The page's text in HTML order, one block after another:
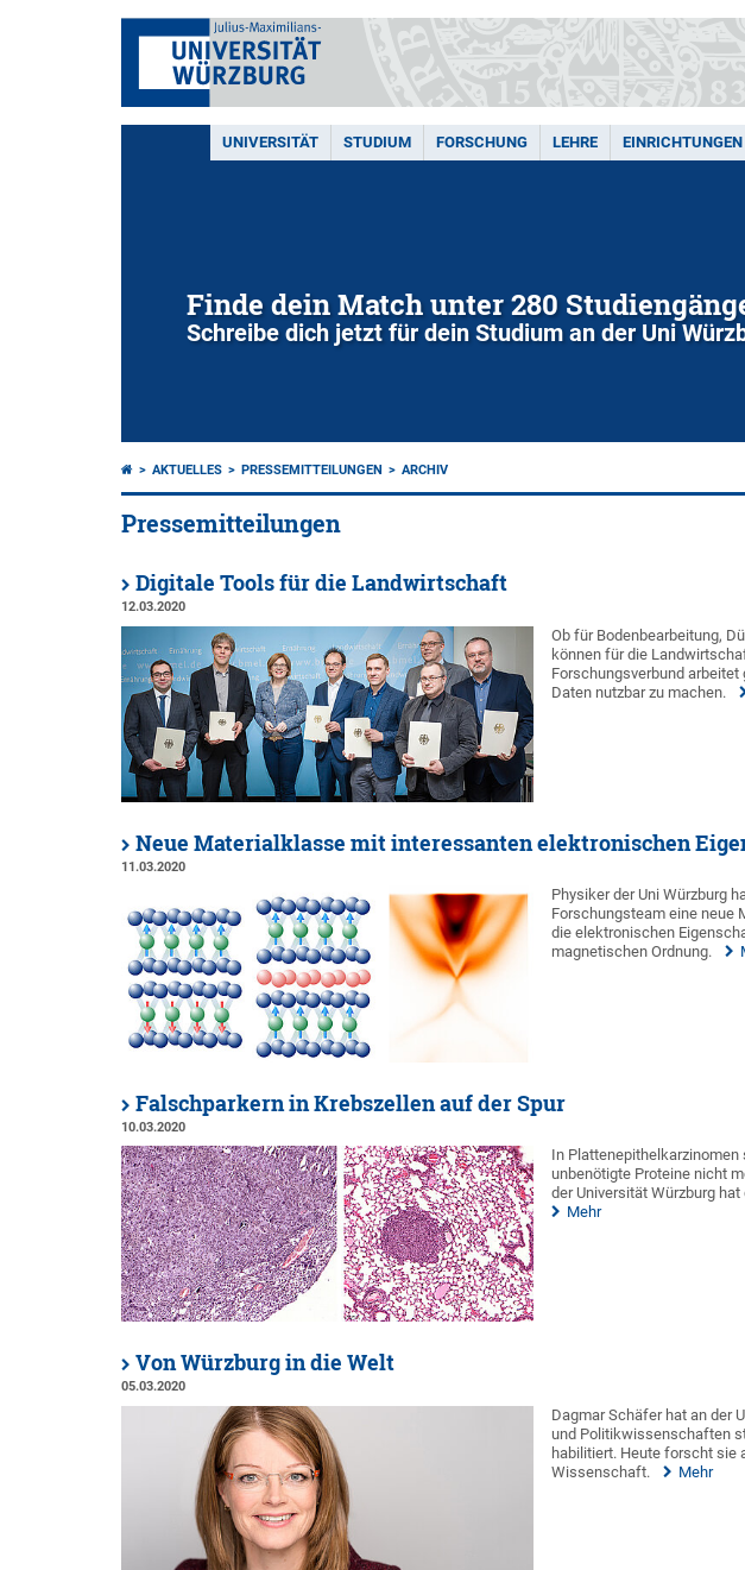
UNIVERSITÄT STUDIUM FORSCHUNG LEHRE EINRICHTUNGEN
Finde dein Match unter 280
Schreibe dich jetzt für dein Studium an der Uni
AKTUELLES PRESSEMITTEILUNGEN ARCHIV
Pressemitteilungen
Digitale Tools für die Landwirtschaft
12.03.2020
Ob für Bodenbearbeitung,
können für die
Forschungsverbund
Daten nutzbar zu machen.
Neue Materialklasse mit interessanten elektronischen
11.03.2020
Physiker der Uni Würzburg
Forschungsteam eine neue
die elektronischen
magnetischen Ordnung.
Falschparkern in Krebszellen auf der Spur
10.03.2020
In
unbenötigte Proteine nicht
der Universität Würzburg
Mehr
Von Würzburg in die Welt
05.03.2020
Dagmar Schäfer hat an der
und Politikwissenschaften
habilitiert. Heute forscht sie
Wissenschaft.
Mehr